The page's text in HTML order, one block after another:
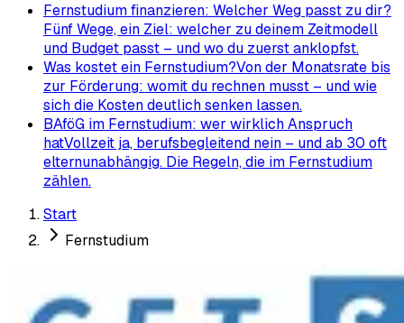
Fernstudium finanzieren: Welcher Weg passt zu dir?
Fünf Wege, ein Ziel: welcher zu deinem Zeitmodell
und Budget passt – und wo du zuerst anklopfst.
Was kostet ein Fernstudium?Von der Monatsrate bis
zur Förderung: womit du rechnen musst – und wie
sich die Kosten deutlich senken lassen.
BAföG im Fernstudium: wer wirklich Anspruch
hatVollzeit ja, berufsbegleitend nein – und ab 30 oft
elternunabhängig. Die Regeln, die im Fernstudium
zählen.
Start
Fernstudium